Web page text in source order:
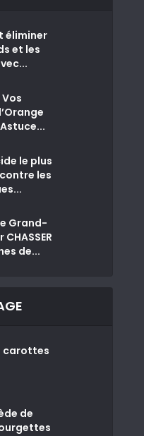
éliminer
et les
le plus
les
Grand-
de...
carottes
de